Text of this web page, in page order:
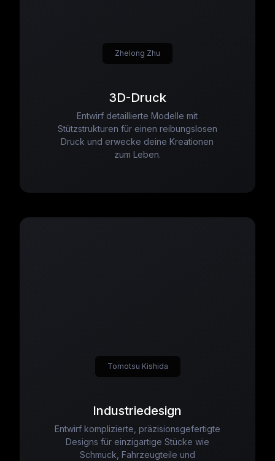
3D-Druck
Entwirf detaillierte Modelle mit
Stützstrukturen für einen reibungslosen
Druck und erwecke deine Kreationen
zum Leben.
Zhelong Zhu
Industriedesign
Entwirf komplizierte, präzisionsgefertigte
Designs für einzigartige Stücke wie
Schmuck, Fahrzeugteile und
Tomotsu Kishida